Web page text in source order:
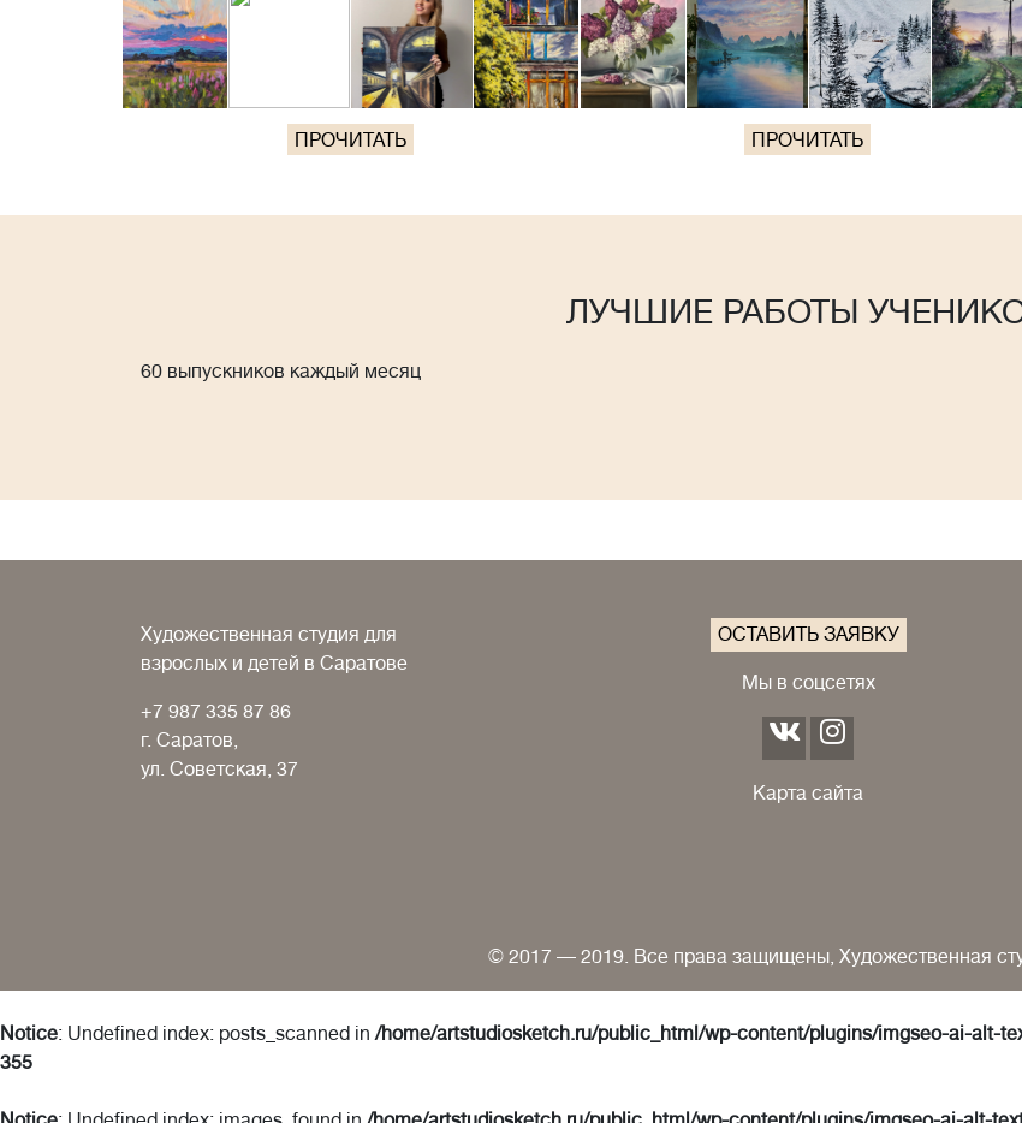
ПРОЧИТАТЬ ПРОЧИТАТЬ
ЛУЧШИЕ РАБОТЫ
60 выпускников каждый месяц
Художественная студия для
взрослых и детей в Саратове
+7 987 335 87 86
г. Саратов,
ул. Советская, 37
ОСТАВИТЬ ЗАЯВКУ
Мы в соцсетях
Карта сайта
© 2017 — 2019. Все права защищены, Художественная
Notice: Undefined index: posts_scanned in /home/artstudiosketch.ru/public_html/wp-content/plugins/imgseo-ai-alt-
355